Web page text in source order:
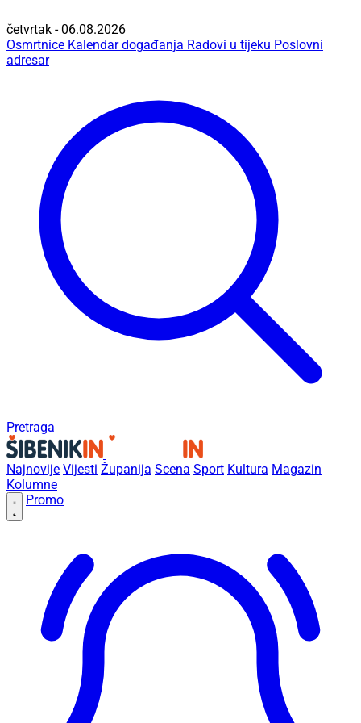
četvrtak - 06.08.2026
Osmrtnice Kalendar događanja Radovi u tijeku Poslovni
adresar
Pretraga
Najnovije Vijesti Županija Scena Sport Kultura Magazin
Kolumne
Promo